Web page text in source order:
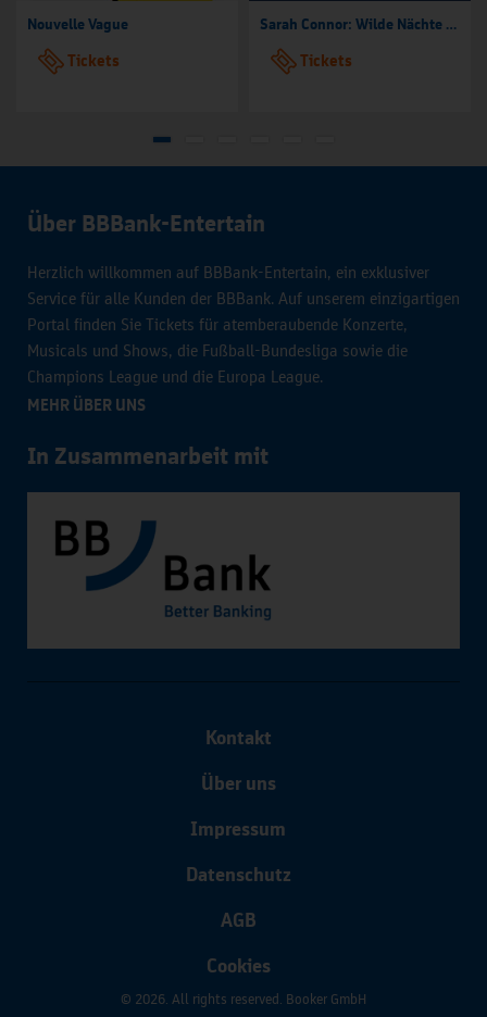
Nouvelle Vague
Tickets
Sarah Connor: Wilde Nächte - Open Air 2026
Tickets
Über BBBank-Entertain
Herzlich willkommen auf BBBank-Entertain, ein exklusiver
Service für alle Kunden der BBBank. Auf unserem einzigartigen
Portal finden Sie Tickets für atemberaubende Konzerte,
Musicals und Shows, die Fußball-Bundesliga sowie die
Champions League und die Europa League.
MEHR ÜBER UNS
In Zusammenarbeit mit
Kontakt
Über uns
Impressum
Datenschutz
AGB
Cookies
© 2026. All rights reserved. Booker GmbH